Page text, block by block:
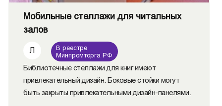
Мобильные стеллажи для читальных
залов
Л
В реестре
Минпромторга РФ
Библиотечные стеллажи для книг имеют
привлекательный дизайн. Боковые стойки могут
быть закрыты привлекательными дизайн-панелями.